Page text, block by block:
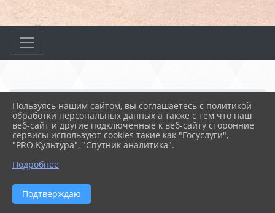
Главная МЕРОПРИЯТИЯ
Новости
Маскировочные сети для...
31.01.2023 07:50
МАСКИРОВОЧНЫЕ СЕТИ ДЛЯ УЧАСТНИКОВ
Пользуясь нашим сайтом, вы соглашаетесь с политикой
обработки персональных данных а также с тем что наш
веб-сайт и другие подключенные к веб-сайту сторонние
сервисы используют cookies такие как "Госуслуги",
"PRO.Культура", "Спутник аналитика".
Подробнее
Подтверждаю